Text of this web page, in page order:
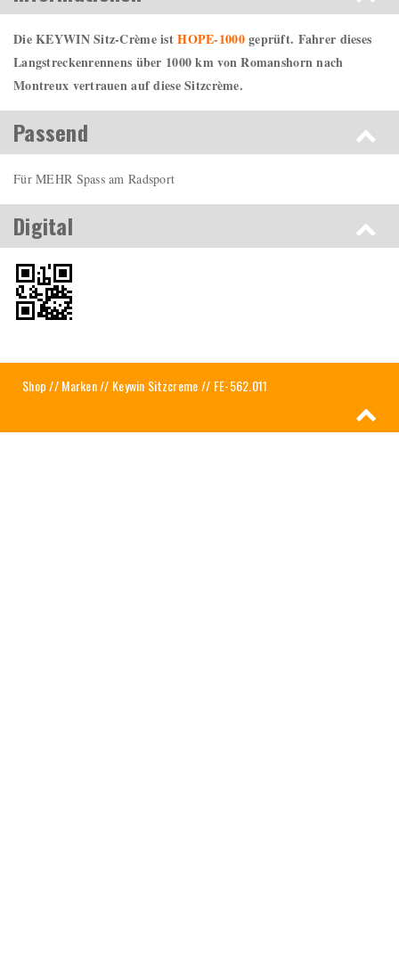
Die KEYWIN Sitz-Crème istHOPE-1000geprüft. Fahrer dieses
Langstreckenrennens über 1000 km von Romanshorn nach
Montreux vertrauen auf diese Sitzcrème.
Passend
Für MEHR Spass am Radsport
Digital
Shop//Marken// Keywin Sitzcreme// FE-562.011